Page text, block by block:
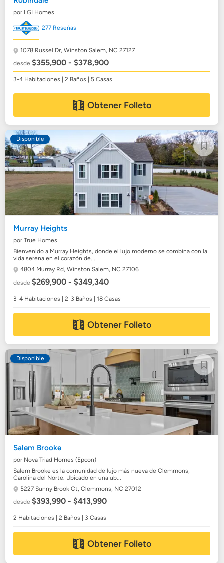
por LGI Homes
277 Reseñas
1078 Russel Dr,Winston Salem, NC 27127
desde$355,900 - $378,900
3-4 Habitaciones | 2 Baños | 5 Casas
Obtener Folleto
Disponible
Murray Heights
por True Homes
Bienvenido a Murray Heights, donde el lujo moderno se combina con la
vida serena en el corazón de...
4804 Murray Rd,Winston Salem, NC 27106
desde$269,900 - $349,340
3-4 Habitaciones | 2-3 Baños | 18 Casas
Obtener Folleto
Disponible
Salem Brooke
por Nova Triad Homes (Epcon)
Salem Brooke es la comunidad de lujo más nueva de Clemmons,
Carolina del Norte. Ubicado en una ub...
5227 Sunny Brook Ct,Clemmons, NC 27012
desde$393,990 - $413,990
2 Habitaciones | 2 Baños | 3 Casas
Obtener Folleto